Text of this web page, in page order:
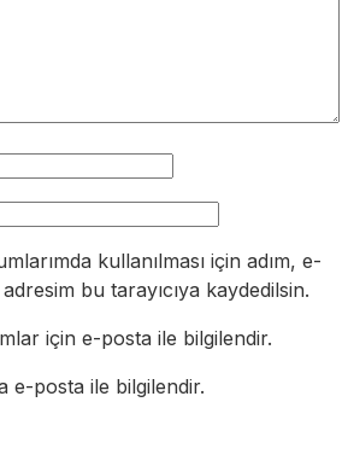
kullanılması için adım, e-
bu tarayıcıya kaydedilsin.
için e-posta ile bilgilendir.
e-posta ile bilgilendir.